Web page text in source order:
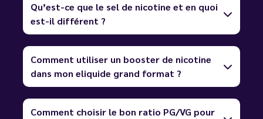
Qu’est-ce que le sel de nicotine et en quoi
est-il différent ?
Comment utiliser un booster de nicotine
dans mon eliquide grand format ?
Comment choisir le bon ratio PG/VG pour